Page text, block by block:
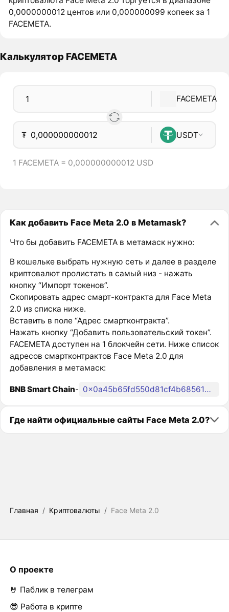
0,0000000012 центов или 0,000000099 копеек за 1
FACEMETA.
Калькулятор FACEMETA
FACEMETA
₮ USDT
1 FACEMETA = 0,000000000012 USD
Как добавить Face Meta 2.0 в Metamask?
Что бы добавить FACEMETA в метамаск нужно:
В кошельке выбрать нужную сеть и далее в разделе
криптовалют пролистать в самый низ - нажать
кнопку “Импорт токенов”.
Скопировать адрес смарт-контракта для Face Meta
2.0 из списка ниже.
Вставить в поле “Адрес смартконтракта”.
Нажать кнопку “Добавить пользовательский токен”.
FACEMETA доступен на 1 блокчейн сети. Ниже список
адресов смартконтрактов Face Meta 2.0 для
добавления в метамаск:
BNB Smart Chain- 0x0a45b65fd550d81cf4b685613c7d19adb0d63153
Где найти официальные сайты Face Meta 2.0?
Главная / Криптовалюты / Face Meta 2.0
О проекте
🤘 Паблик в телеграм
😎 Работа в крипте